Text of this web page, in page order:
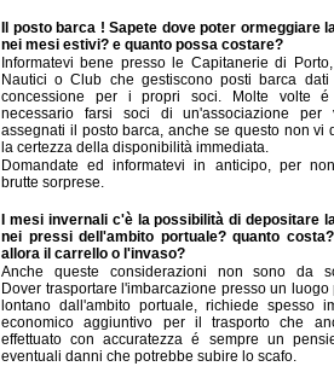
Il posto barca ! Sapete dove poter ormeggiare
nei mesi estivi? e quanto possa costare?
Informatevi bene presso le Capitanerie di
Nautici o Club che gestiscono posti barca
concessione per i propri soci. Molte volte é
necessario farsi soci di un'associazione per
assegnati il posto barca, anche se questo non vi
la certezza della disponibilità immediata.
Domandate ed informatevi in anticipo, per
brutte sorprese.
I mesi invernali c'è la possibilità di depositare
nei pressi dell'ambito portuale? quanto
allora il carrello o l'invaso?
Anche queste considerazioni non sono da
Dover trasportare l'imbarcazione presso un luogo
lontano dall'ambito portuale, richiede spesso
economico aggiuntivo per il trasporto che
effettuato con accuratezza é sempre un
eventuali danni che potrebbe subire lo scafo.